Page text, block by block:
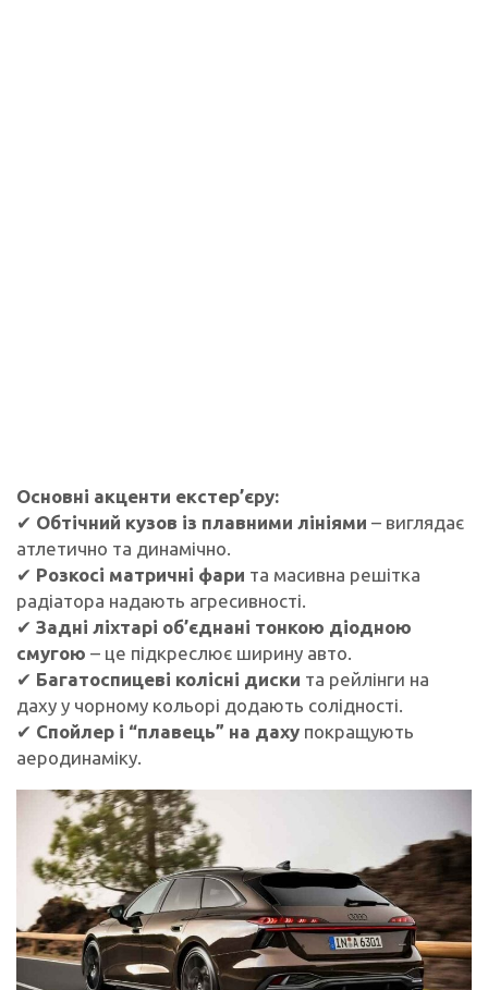
Основні акценти екстер’єру:
✔ Обтічний кузов із плавними лініями – виглядає
атлетично та динамічно.
✔ Розкосі матричні фари та масивна решітка
радіатора надають агресивності.
✔ Задні ліхтарі об’єднані тонкою діодною
смугою – це підкреслює ширину авто.
✔ Багатоспицеві колісні диски та рейлінги на
даху у чорному кольорі додають солідності.
✔ Спойлер і “плавець” на даху покращують
аеродинаміку.